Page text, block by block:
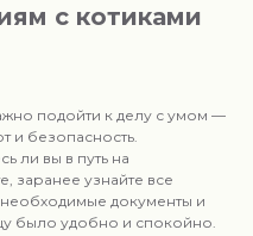
с котиками
подойти к делу с умом —
и безопасность.
ли вы в путь на
заранее узнайте все
документы и
было удобно и спокойно.